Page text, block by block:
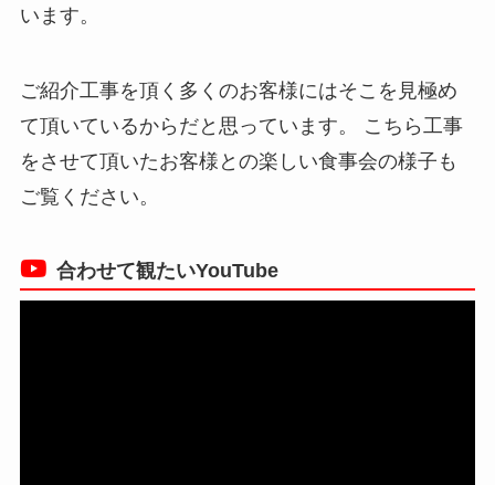
います。
ご紹介工事を頂く多くのお客様にはそこを見極め
て頂いているからだと思っています。 こちら工事
をさせて頂いたお客様との楽しい食事会の様子も
ご覧ください。
合わせて観たいYouTube